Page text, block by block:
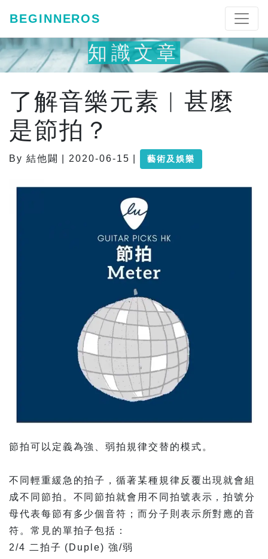
BEGINNEROS
知識文章
了解音樂元素︱甚麼
是節拍？
By 結他闢 | 2020-06-15 | 藝術及娛樂
節拍可以定義為強、弱拍規律交替的模式。⠀
不同輕重緩急的拍子，循著某種規律反覆出現就會組
成不同節拍。不同節拍就會用不同拍號表示，拍號分
母代表每節有多少個音符；而分子則表示所對應的音
符。常見的單拍子包括：⠀
2/4 二拍子 (Duple) 強/弱⠀